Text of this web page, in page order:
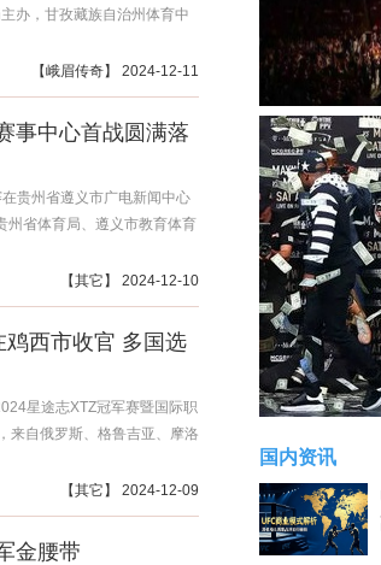
办，甘孜藏族自治州体育中
【峨眉传奇】 2024-12-11
事中心首战圆满落
贵州省遵义市广电新闻中心
州省体育局、遵义市教育体育
【其它 】 2024-12-10
西市收官 多国选
星途志XTZ冠军赛暨国际职
来自俄罗斯、格鲁吉亚、摩洛
【其它 】 2024-12-09
金腰带
国内资讯